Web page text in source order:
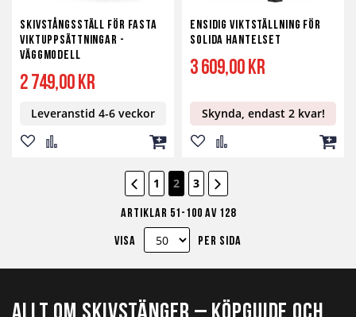
Skivstångsställ för Fasta
Viktuppsättningar -
Väggmodell
2 749,00 kr
Leveranstid 4-6 veckor
Lägg
till
i
Lägg Lägg
Ensidig Viktställning för
Solida Hantelset
3 609,00 kr
Skynda, endast 2 kvar!
Lägg
Lägg
till
i
Lägg
till
i
SidaSida
Förekommande
Sida
1 You're currently reading page
2 Sida
3 Sida
Följande
Artiklar 51-100 av 128
Visa per sida